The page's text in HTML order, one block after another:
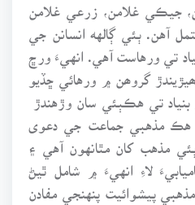
جيڪي غلامن، زرعي غلامن
آهن. ٻئي ڳالهه انسانن جي
تي ورهاست آهي. انهيءَ ورڇ
گروھن ۾ ورهائي ڇڏيو
تي هڪٻئي سان وڙهندڙ
هڪ مذهبي جماعت جي دعوى
مذهب کان مٿانهون آهي ۽
لاءِ انهيءَ ۾ شامل ٿيڻ
پيشوائيت پنهنجي مفادن